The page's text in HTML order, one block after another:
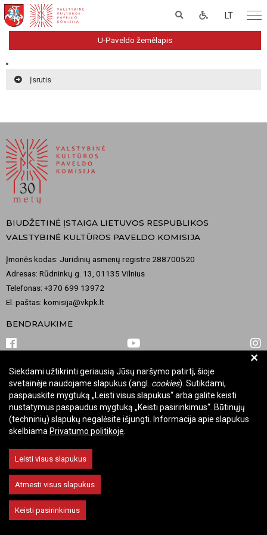
LT
U-Paveldo žemėlapis
Įsrutis
BIUDŽETINĖ ĮSTAIGA LIETUVOS RESPUBLIKOS
VALSTYBINĖ KULTŪROS PAVELDO KOMISIJA
Įmonės kodas: Juridinių asmenų registre 288700520
Adresas: Rūdninkų g. 13, 01135 Vilnius
Telefonas: +370 699 13972
El. paštas: komisija@vkpk.lt
BENDRAUKIME
© 2026 Valstybinė kultūros paveldo komisija. Visos teisės saugomos.
Keisti slapukų nustatymus
+
Siekdami užtikrinti geriausią Jūsų naršymo patirtį, šioje
svetainėje naudojame slapukus (angl. cookies). Sutikdami,
paspauskite mygtuką „Leisti visus slapukus“ arba galite keisti
nustatymus paspaudus mygtuką „Keisti pasirinkimus“. Būtinųjų
(techninių) slapukų negalėsite išjungti. Informacija apie slapukus
skelbiama Privatumo politikoje
Leisti visus slapukus
Atmesti visus slapukus
Keisti pasirinkimus